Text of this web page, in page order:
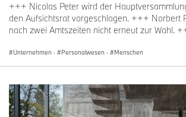
+++ Nicolas Peter wird der
den Aufsichtsrat vorgeschlagen. +++ Norbert
nach zwei Amtszeiten nicht erneut zur Wahl.
Unternehmen · Personalwesen · Menschen